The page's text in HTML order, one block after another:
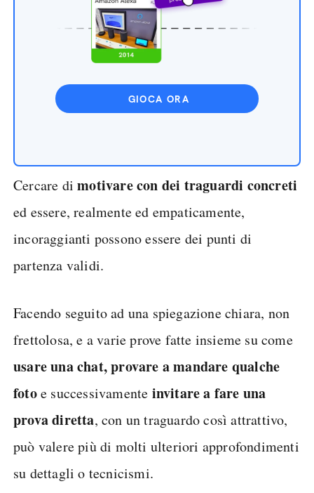
GIOCA ORA
Cercare dimotivare con dei traguardi concreti
ed essere, realmente ed empaticamente,
incoraggianti possono essere dei punti di
partenza validi.
Facendo seguito ad una spiegazione chiara, non
frettolosa, e a varie prove fatte insieme su come
usare una chat, provare a mandare qualche
fotoe successivamente invitare a fare una
prova diretta, con un traguardo così attrattivo,
può valere più di molti ulteriori approfondimenti
su dettagli o tecnicismi.